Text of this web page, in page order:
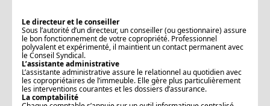
Le directeur et le conseiller
Sous l’autorité d’un directeur, un conseiller (ou gestionnaire) assure
le bon fonctionnement de votre copropriété. Professionnel
polyvalent et expérimenté, il maintient un contact permanent avec
le Conseil Syndical.
L’assistante administrative
L’assistante administrative assure le relationnel au quotidien avec
les copropriétaires de l’immeuble. Elle gère plus particulièrement
les interventions courantes et les dossiers d’assurance.
La comptabilité